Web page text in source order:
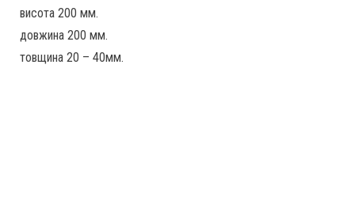
висота 200 мм.
довжина 200 мм.
товщина 20 – 40мм.